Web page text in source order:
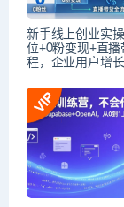
新手线上创业实
位+0粉变现+直播
程，企业用户增